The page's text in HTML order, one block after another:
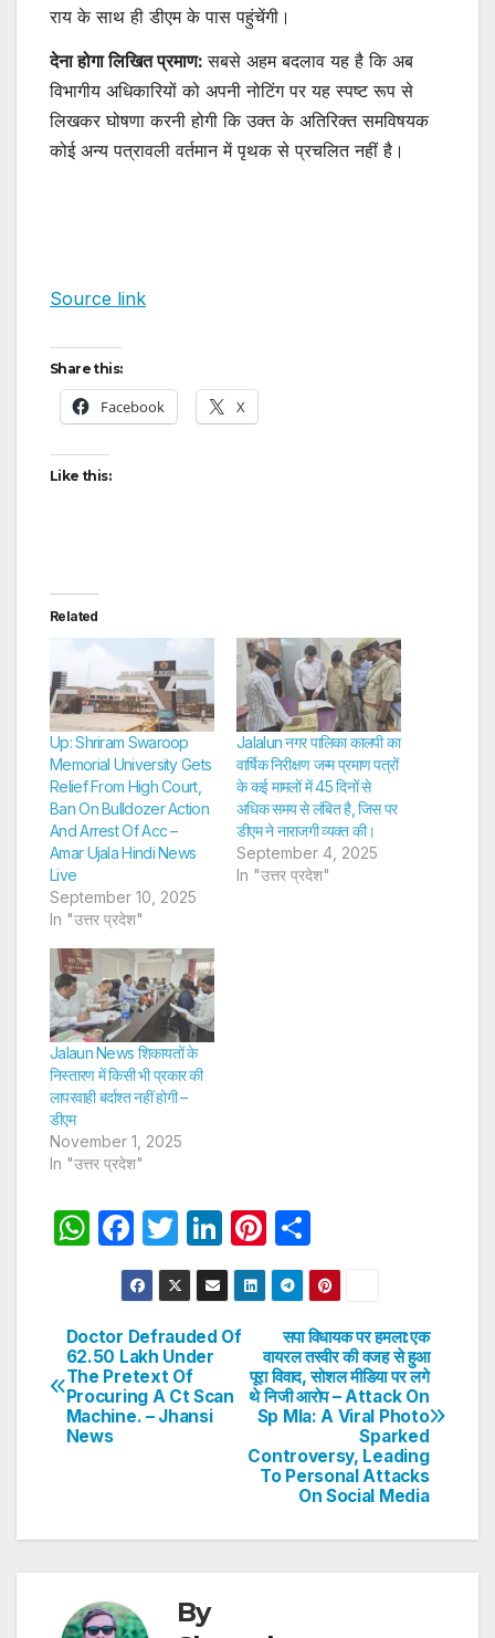
राय के साथ ही डीएम के पास पहुंचेंगी।
देना होगा लिखित प्रमाण:सबसे अहम बदलाव यह है कि अब
विभागीय अधिकारियों को अपनी नोटिंग पर यह स्पष्ट रूप से
लिखकर घोषणा करनी होगी कि उक्त के अतिरिक्त समविषयक
कोई अन्य पत्रावली वर्तमान में पृथक से प्रचलित नहीं है।
Source link
Share this:
Facebook X
Like this:
Related
Up: Shriram Swaroop
Memorial University Gets
Relief From High Court,
Ban On Bulldozer Action
And Arrest Of Acc –
Amar Ujala Hindi News
Live
September 10, 2025
In "उत्तर प्रदेश"
Jalalun नगर पालिका कालपी का
वार्षिक निरीक्षण जन्म प्रमाण पत्रों
के कई मामलों में 45 दिनों से
अधिक समय से लंबित है, जिस पर
डीएम ने नाराजगी व्यक्त की।
September 4, 2025
In "उत्तर प्रदेश"
Jalaun News शिकायतों के
निस्तारण में किसी भी प्रकार की
लापरवाही बर्दाश्त नहीं होगी –
डीएम
November 1, 2025
In "उत्तर प्रदेश"
W
s
A
p
p
F
a
c
e
b
o
T
w
itt
er
Li
n
k
e
dI
n
Pi
nt
er
e
st
h
ar
e
Post
navigation
सपा विधायक पर हमला:एक
वायरल तस्वीर की वजह से हुआ
पूरा विवाद, सोशल मीडिया पर लगे
थे निजी आरोप – Attack On
Sp Mla: A Viral Photo
Sparked
Controversy, Leading
To Personal Attacks
On Social Media
Doctor Defrauded Of
62.50 Lakh Under
The Pretext Of
Procuring A Ct Scan
Machine. – Jhansi
News
By